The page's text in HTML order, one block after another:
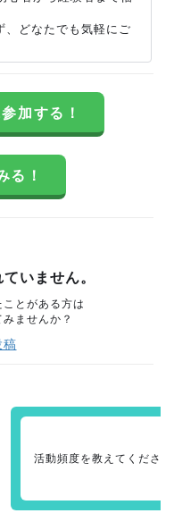
、どなたでも気軽にご
加する！
る！
いません。
とがある方は
ませんか？
稿
活動頻度を教えてくださ